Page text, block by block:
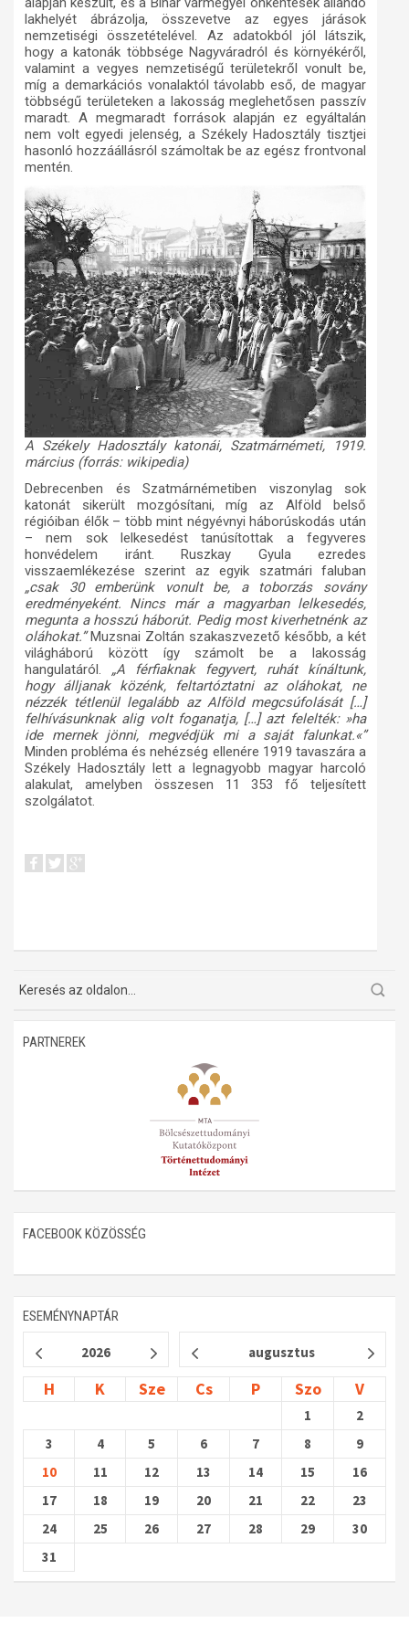
lakhelyét ábrázolja, összevetve az egyes járások
nemzetiségi összetételével. Az adatokból jól látszik,
hogy a katonák többsége Nagyváradról és környékéről,
valamint a vegyes nemzetiségű területekről vonult be,
míg a demarkációs vonalaktól távolabb eső, de magyar
többségű területeken a lakosság meglehetősen passzív
maradt. A megmaradt források alapján ez egyáltalán
nem volt egyedi jelenség, a Székely Hadosztály tisztjei
hasonló hozzáállásról számoltak be az egész frontvonal
mentén.
A Székely Hadosztály katonái, Szatmárnémeti, 1919.
március (forrás: wikipedia)
Debrecenben és Szatmárnémetiben viszonylag sok
katonát sikerült mozgósítani, míg az Alföld belső
régióiban élők – több mint négyévnyi háborúskodás után
– nem sok lelkesedést tanúsítottak a fegyveres
honvédelem iránt. Ruszkay Gyula ezredes
visszaemlékezése szerint az egyik szatmári faluban
„csak 30 emberünk vonult be, a toborzás sovány
eredményeként. Nincs már a magyarban lelkesedés,
megunta a hosszú háborút. Pedig most kiverhetnénk az
oláhokat.” Muzsnai Zoltán szakaszvezető később, a két
világháború között így számolt be a lakosság
hangulatáról. „A férfiaknak fegyvert, ruhát kínáltunk,
hogy álljanak közénk, feltartóztatni az oláhokat, ne
nézzék tétlenül legalább az Alföld megcsúfolását […]
felhívásunknak alig volt foganatja, […] azt felelték: »ha
ide mernek jönni, megvédjük mi a saját falunkat.«”
Minden probléma és nehézség ellenére 1919 tavaszára a
Székely Hadosztály lett a legnagyobb magyar harcoló
alakulat, amelyben összesen 11 353 fő teljesített
szolgálatot.
PARTNEREK
FACEBOOK KÖZÖSSÉG
ESEMÉNYNAPTÁR
2026 augusztus
H K Sze Cs P Szo V
1
2
3
4 5 6 7 8
9
10
11 12 13 14 15
16
17
18 19 20 21 22
23
24
25 26 27 28 29
30
31